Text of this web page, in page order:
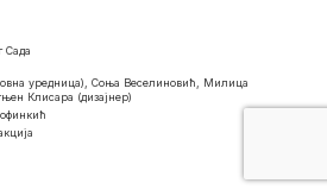
Сада
уредница), Соња Веселиновић, Милица
Клисара (дизајнер)